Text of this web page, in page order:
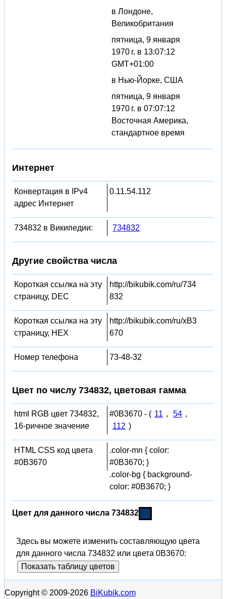
в Лондоне,
Великобритания
пятница, 9 января
1970 г. в 13:07:12
GMT+01:00
в Нью-Йорке, США
пятница, 9 января
1970 г. в 07:07:12
Восточная Америка,
стандартное время
Интернет
Конвертация в IPv4
адрес Интернет
0.11.54.112
734832 в Википедии: 734832
Другие свойства числа
Короткая ссылка на эту
страницу, DEC
http://bikubik.com/ru/734
832
Короткая ссылка на эту
страницу, HEX
http://bikubik.com/ru/xB3
670
Номер телефона 73-48-32
Цвет по числу 734832, цветовая гамма
html RGB цвет 734832,
16-ричное значение
#0B3670 - ( 11 , 54 ,
112 )
HTML CSS код цвета
#0B3670
.color-mn { color:
#0B3670; }
.color-bg { background-
color: #0B3670; }
Цвет для данного числа 734832
Здесь вы можете изменить составляющую цвета
для данного числа 734832 или цвета 0B3670:
Показать таблицу цветов
Copyright © 2009-2026 BiKubik.com